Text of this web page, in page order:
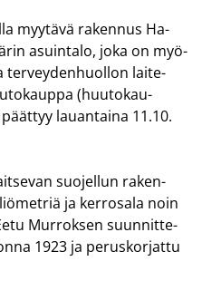
myy­tä­vä ra­ken­nus Ha­
asuin­ta­lo, joka on myö­
ter­vey­den­huol­lon lai­te­
(huu­to­kau­
lau­an­tai­na 11.10.
suo­jel­lun ra­ken­
ja ker­ro­sa­la noin
Mur­rok­sen suun­nit­te­
1923 ja pe­rus­kor­jat­tu